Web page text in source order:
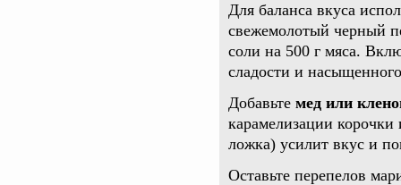
Для баланса вкуса
свежемолотый черный
соли на 500 г мяса.
сладости и
Добавьте мед или
карамелизации
ложка) усилит вкус и
Оставьте перепелов